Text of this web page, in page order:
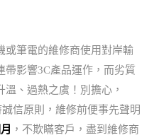
或筆電的維修商使用對岸輸
帶影響3C產品運作，而劣質
、過熱之虞！別擔心，
信原則，維修前便事先聲明
，不欺瞞客戶，盡到維修商